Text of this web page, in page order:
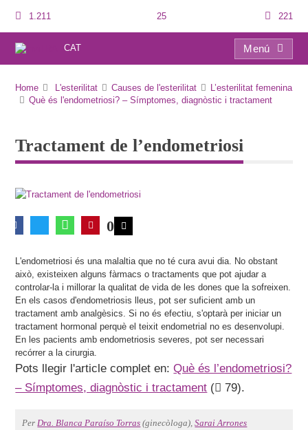
1.211 25 221
CAT
Menú
Home L'esterilitat Causes de l'esterilitat
L’esterilitat femenina
Què és l'endometriosi? – Símptomes, diagnòstic i tractament
Tractament de l’endometriosi
0
L'endometriosi és una malaltia que no té cura avui dia. No obstant
això, existeixen alguns fàrmacs o tractaments que pot ajudar a
controlar-la i millorar la qualitat de vida de les dones que la sofreixen.
En els casos d'endometriosis lleus, pot ser suficient amb un
tractament amb analgèsics. Si no és efectiu, s'optarà per iniciar un
tractament hormonal perquè el teixit endometrial no es desenvolupi.
En les pacients amb endometriosis severes, pot ser necessari
recórrer a la cirurgia.
Pots llegir l'article complet en:Què és l’endometriosi?
– Símptomes, diagnòstic i tractament ( 79).
PerDra. Blanca Paraíso Torras (ginecòloga),Sarai Arrones